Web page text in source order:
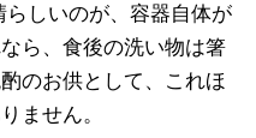
しいのが、容器自体が
ら、食後の洗い物は箸
のお供として、これほ
ません。